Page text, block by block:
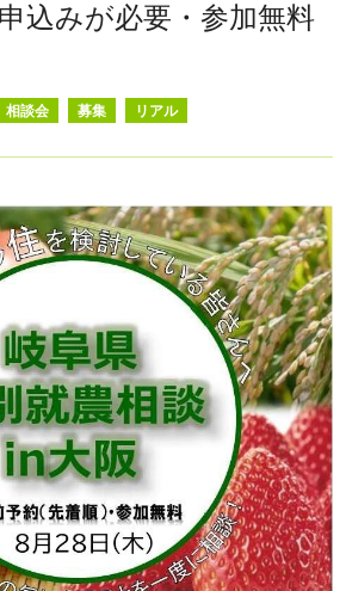
込みが必要・参加無料
相談会 募集 リアル